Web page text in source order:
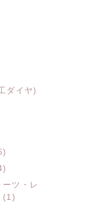
ダイヤ)
ツ・レ
(1)